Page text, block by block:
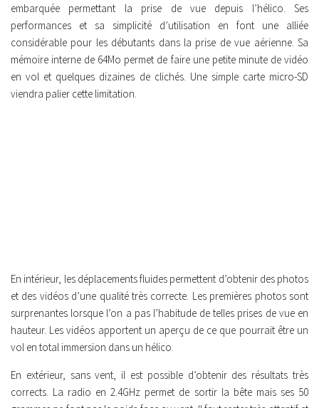
embarquée permettant la prise de vue depuis l’hélico. Ses
performances et sa simplicité d’utilisation en font une alliée
considérable pour les débutants dans la prise de vue aérienne. Sa
mémoire interne de 64Mo permet de faire une petite minute de vidéo
en vol et quelques dizaines de clichés. Une simple carte micro-SD
viendra palier cette limitation.
En intérieur, les déplacements fluides permettent d’obtenir des photos
et des vidéos d’une qualité très correcte. Les premières photos sont
surprenantes lorsque l’on a pas l’habitude de telles prises de vue en
hauteur. Les vidéos apportent un aperçu de ce que pourrait être un
vol en total immersion dans un hélico.
En extérieur, sans vent, il est possible d’obtenir des résultats très
corrects. La radio en 2.4GHz permet de sortir la bête mais ses 50